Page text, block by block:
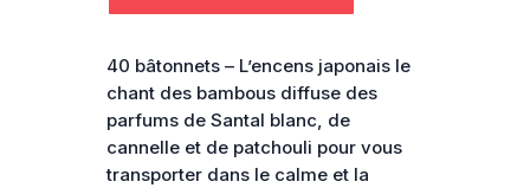
des
bambous
40 bâtonnets – L’encens japonais le
chant des bambous diffuse des
parfums de Santal blanc, de
cannelle et de patchouli pour vous
transporter dans le calme et la